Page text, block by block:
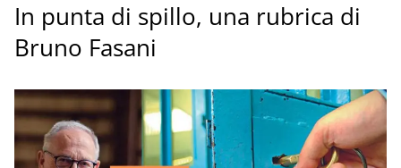
In punta di spillo, una rubrica di
Bruno Fasani